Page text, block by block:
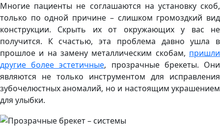
Многие пациенты не соглашаются на установку скоб,
только по одной причине – слишком громоздкий вид
конструкции. Скрыть их от окружающих у вас не
получится. К счастью, эта проблема давно ушла в
прошлое и на замену металлическим скобам, пришли
другие более эстетичные, прозрачные брекеты. Они
являются не только инструментом для исправления
зубочелюстных аномалий, но и настоящим украшением
для улыбки.